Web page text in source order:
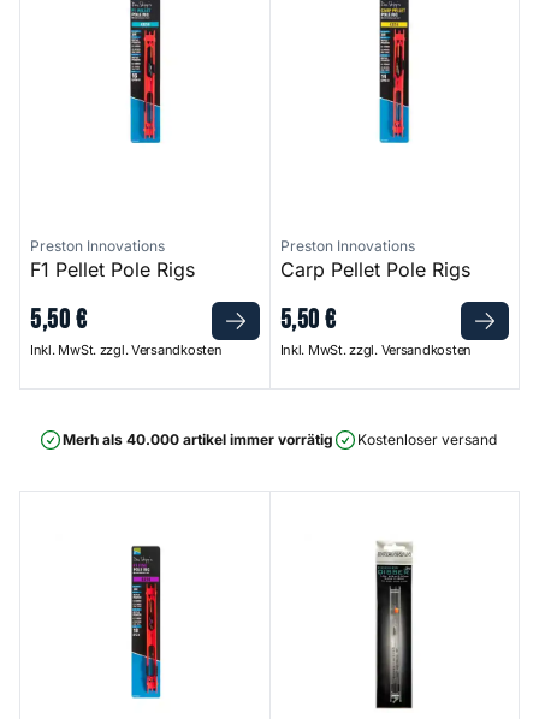
Preston Innovations
F1 Pellet Pole Rigs
5,50€
Inkl. MwSt. zzgl. Versandkosten
Preston Innovations
Carp Pellet Pole Rigs
5,50€
Inkl. MwSt. zzgl. Versandkosten
Merh als 40.000 artikel immer vorrätig Kostenloser versand ab